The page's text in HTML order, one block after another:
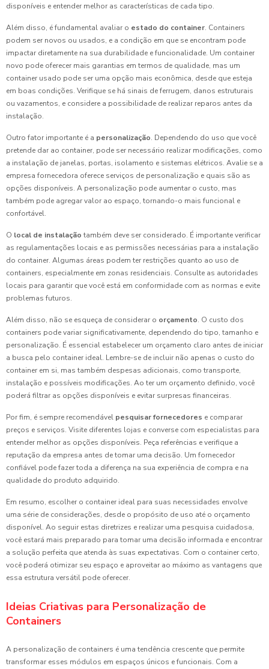
disponíveis e entender melhor as características de cada tipo.
Além disso, é fundamental avaliar o estado do container. Containers
podem ser novos ou usados, e a condição em que se encontram pode
impactar diretamente na sua durabilidade e funcionalidade. Um container
novo pode oferecer mais garantias em termos de qualidade, mas um
container usado pode ser uma opção mais econômica, desde que esteja
em boas condições. Verifique se há sinais de ferrugem, danos estruturais
ou vazamentos, e considere a possibilidade de realizar reparos antes da
instalação.
Outro fator importante é a personalização. Dependendo do uso que você
pretende dar ao container, pode ser necessário realizar modificações, como
a instalação de janelas, portas, isolamento e sistemas elétricos. Avalie se a
empresa fornecedora oferece serviços de personalização e quais são as
opções disponíveis. A personalização pode aumentar o custo, mas
também pode agregar valor ao espaço, tornando-o mais funcional e
confortável.
O local de instalação também deve ser considerado. É importante verificar
as regulamentações locais e as permissões necessárias para a instalação
do container. Algumas áreas podem ter restrições quanto ao uso de
containers, especialmente em zonas residenciais. Consulte as autoridades
locais para garantir que você está em conformidade com as normas e evite
problemas futuros.
Além disso, não se esqueça de considerar o orçamento. O custo dos
containers pode variar significativamente, dependendo do tipo, tamanho e
personalização. É essencial estabelecer um orçamento claro antes de iniciar
a busca pelo container ideal. Lembre-se de incluir não apenas o custo do
container em si, mas também despesas adicionais, como transporte,
instalação e possíveis modificações. Ao ter um orçamento definido, você
poderá filtrar as opções disponíveis e evitar surpresas financeiras.
Por fim, é sempre recomendável pesquisar fornecedores e comparar
preços e serviços. Visite diferentes lojas e converse com especialistas para
entender melhor as opções disponíveis. Peça referências e verifique a
reputação da empresa antes de tomar uma decisão. Um fornecedor
confiável pode fazer toda a diferença na sua experiência de compra e na
qualidade do produto adquirido.
Em resumo, escolher o container ideal para suas necessidades envolve
uma série de considerações, desde o propósito de uso até o orçamento
disponível. Ao seguir estas diretrizes e realizar uma pesquisa cuidadosa,
você estará mais preparado para tomar uma decisão informada e encontrar
a solução perfeita que atenda às suas expectativas. Com o container certo,
você poderá otimizar seu espaço e aproveitar ao máximo as vantagens que
essa estrutura versátil pode oferecer.
Ideias Criativas para Personalização de
Containers
A personalização de containers é uma tendência crescente que permite
transformar esses módulos em espaços únicos e funcionais. Com a